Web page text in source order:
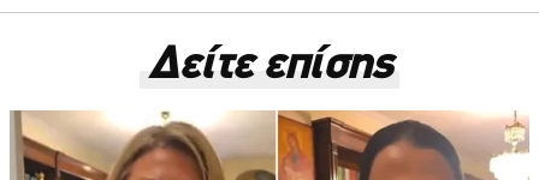
Δείτε επίσης